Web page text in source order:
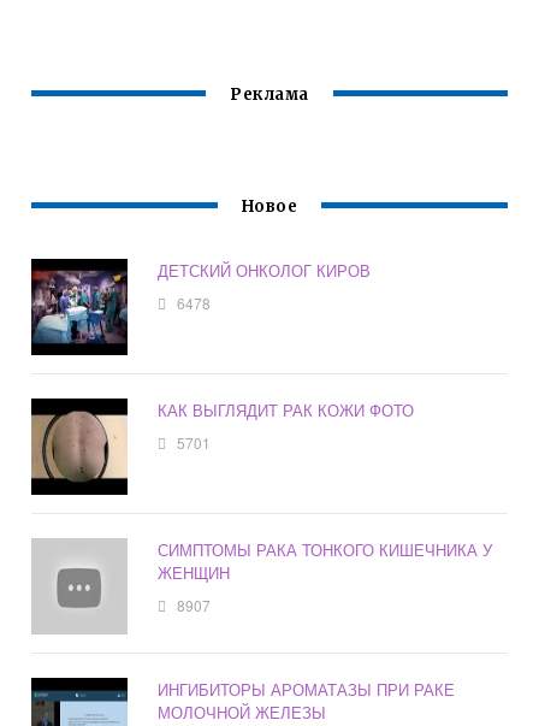
Реклама
Новое
ДЕТСКИЙ ОНКОЛОГ КИРОВ
6478
КАК ВЫГЛЯДИТ РАК КОЖИ ФОТО
5701
СИМПТОМЫ РАКА ТОНКОГО КИШЕЧНИКА У
ЖЕНЩИН
8907
ИНГИБИТОРЫ АРОМАТАЗЫ ПРИ РАКЕ
МОЛОЧНОЙ ЖЕЛЕЗЫ